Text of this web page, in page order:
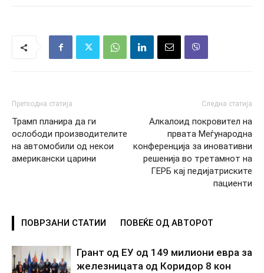
Претходна статија
Трамп планира да ги
ослободи производителите
на автомобили од некои
американски царини
Следна статија
Алкалоид покровител на
првата Меѓународна
конференција за иновативни
решенија во третамнот на
ГЕРБ кај педијатриските
пациенти
ПОВРЗАНИ СТАТИИ ПОВЕЌЕ ОД АВТОРОТ
Грант од ЕУ од 149 милиони евра за
железницата од Коридор 8 кон